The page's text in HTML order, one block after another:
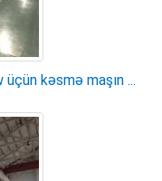
kəsmə maşın ...